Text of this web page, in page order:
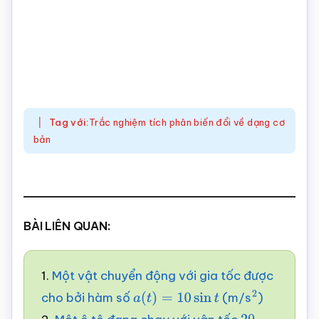
Tag với:Trắc nghiệm tích phân biến đổi về dạng cơ
bản
BÀI LIÊN QUAN:
1. Một vật chuyển động với gia tốc được
cho bởi hàm số a(t) =10sint (m/s2)